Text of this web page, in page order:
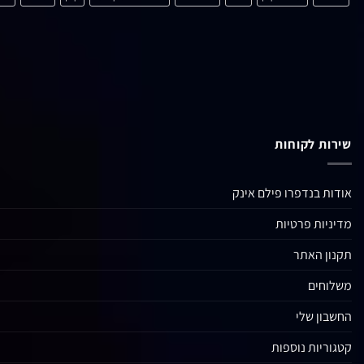
שירות לקוחות
אודות בנדפרו פילם אינק
מדיניות פרטיות
תקנון האתר
משלוחים
החשבון שלי
קטגוריות נוספות